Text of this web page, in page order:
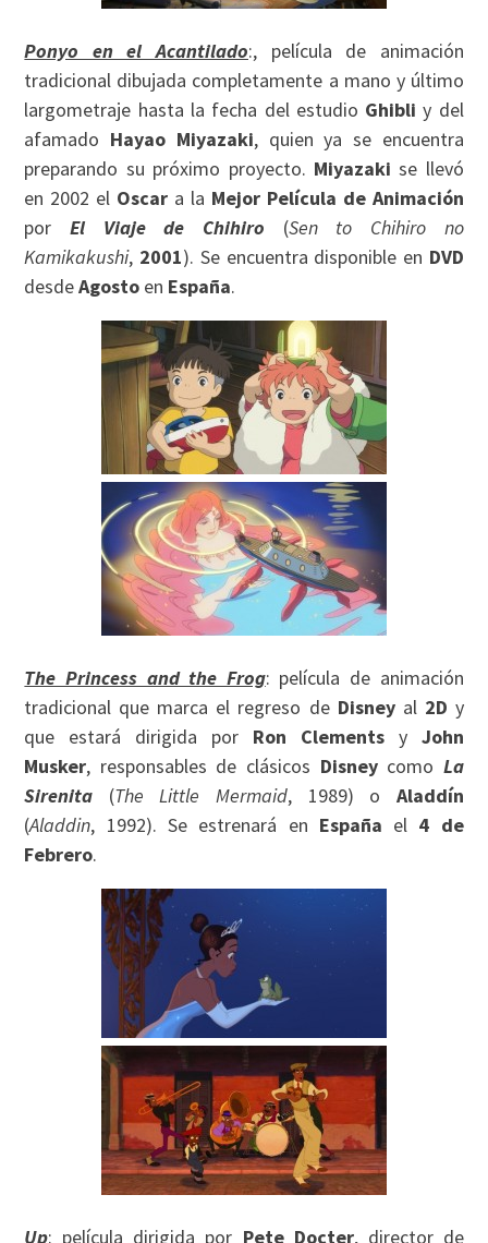
Ponyo en el Acantilado:, película de animación
tradicional dibujada completamente a mano y último
largometraje hasta la fecha del estudio Ghibli y del
afamado Hayao Miyazaki, quien ya se encuentra
preparando su próximo proyecto. Miyazaki se llevó
en 2002 el Oscar a la Mejor Película de Animación
porEl Viaje de Chihiro (Sen to Chihiro no
Kamikakushi, 2001). Se encuentra disponible en DVD
desdeAgosto en España.
The Princess and the Frog: película de animación
tradicional que marca el regreso de Disneyal 2D y
que estará dirigida por Ron Clementsy John
Musker, responsables de clásicos Disneycomo La
Sirenita (The Little Mermaid, 1989) o Aladdín
(Aladdin, 1992). Se estrenará en España el 4 de
Febrero.
Up: película dirigida por Pete Docter, director de